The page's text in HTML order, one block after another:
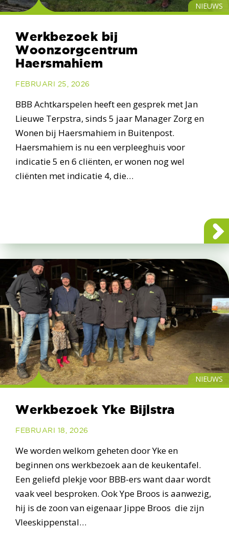
NIEUWS
Werkbezoek bij
Woonzorgcentrum
Haersmahiem
FEBRUARI 25, 2026
BBB Achtkarspelen heeft een gesprek met Jan
Lieuwe Terpstra, sinds 5 jaar Manager Zorg en
Wonen bij Haersmahiem in Buitenpost.
Haersmahiem is nu een verpleeghuis voor
indicatie 5 en 6 cliënten, er wonen nog wel
cliënten met indicatie 4, die…
NIEUWS
Werkbezoek Yke Bijlstra
FEBRUARI 18, 2026
We worden welkom geheten door Yke en
beginnen ons werkbezoek aan de keukentafel.
Een geliefd plekje voor BBB-ers want daar wordt
vaak veel besproken. Ook Ype Broos is aanwezig,
hij is de zoon van eigenaar Jippe Broos die zijn
Vleeskippenstal…